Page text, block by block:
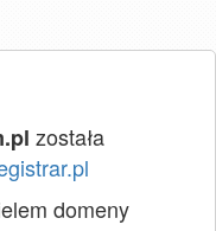
została
domeny